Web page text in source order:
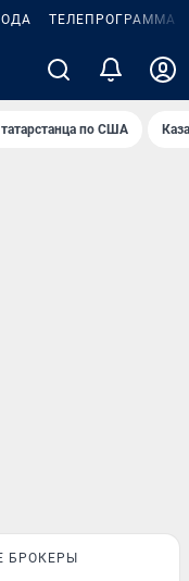
ТЕЛЕПРОГРАММА
по США
БРОКЕРЫ